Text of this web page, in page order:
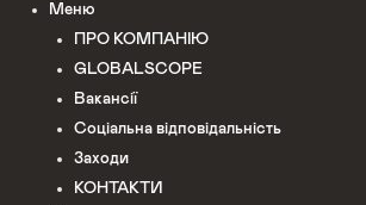
Меню
ПРО КОМПАНІЮ
GLOBALSCOPE
Вакансії
Соціальна відповідальність
Заходи
КОНТАКТИ